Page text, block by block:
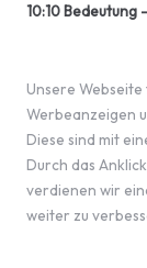
10:10 Bedeutung
Unsere
Werbeanzeigen
Diese sind mit
Durch das
verdienen wir
weiter zu